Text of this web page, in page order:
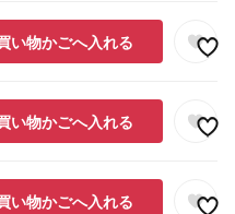
い物かごへ入れる
い物かごへ入れる
い物かごへ入れる